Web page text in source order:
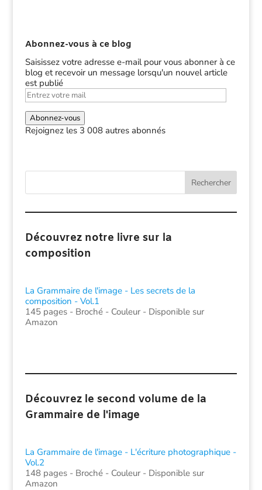
Abonnez-vous à ce blog
Saisissez votre adresse e-mail pour vous abonner à ce
blog et recevoir un message lorsqu'un nouvel article
est publié
Entrez
votre
mail
Abonnez-vous
Rejoignez les 3 008 autres abonnés
Rechercher
Découvrez notre livre sur la
composition
La Grammaire de l'image - Les secrets de la
composition - Vol.1
145 pages - Broché - Couleur - Disponible sur
Amazon
Découvrez le second volume de la
Grammaire de l'image
La Grammaire de l'image - L'écriture photographique -
Vol.2
148 pages - Broché - Couleur - Disponible sur
Amazon